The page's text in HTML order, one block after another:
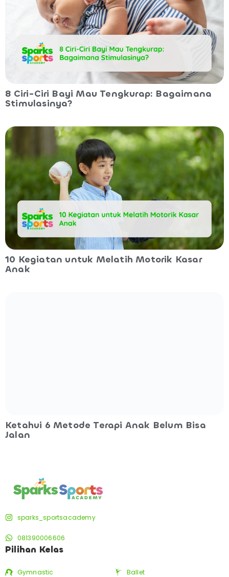
8 Ciri-Ciri Bayi Mau Tengkurap: Bagaimana
Stimulasinya?
10 Kegiatan untuk Melatih Motorik Kasar
Anak
Ketahui 6 Metode Terapi Anak Belum Bisa
Jalan
sparks_sportsacademy
081390006606
Pilihan Kelas
Gymnastic Ballet